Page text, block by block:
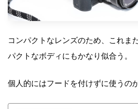
コンパクトなレンズのため、これま
パクトなボディにもかなり似合う。
個人的にはフードを付けずに使うの